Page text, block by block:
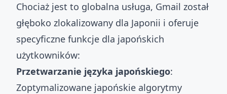
Chociaż jest to globalna usługa, Gmail został
głęboko zlokalizowany dla Japonii i oferuje
specyficzne funkcje dla japońskich
użytkowników:
Przetwarzanie języka japońskiego:
Zoptymalizowane japońskie algorytmy